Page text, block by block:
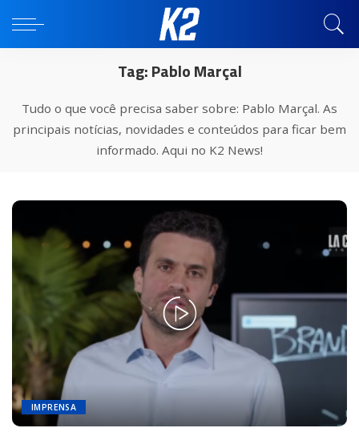
Tag:Pablo Marçal
Tudo o que você precisa saber sobre: Pablo Marçal. As
principais notícias, novidades e conteúdos para ficar bem
informado. Aqui no K2 News!
IMPRENSA